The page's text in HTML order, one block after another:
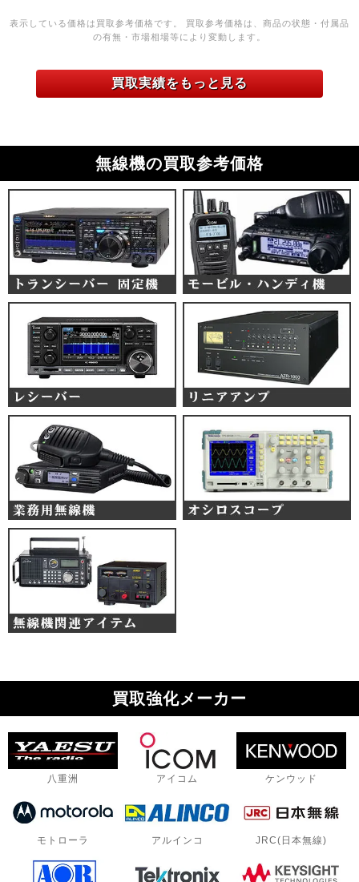
表示している価格は買取参考価格です。 買取参考価格は、商品の状態・付属品
の有無・市場相場等により変動します。
買取実績をもっと見る
無線機の買取参考価格
買取強化メーカー
八重洲 アイコム ケンウッド
モトローラ アルインコ JRC(日本無線)